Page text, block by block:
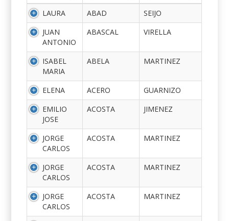
LAURA
ABAD
SEIJO
JUAN
ANTONIO
ABASCAL VIRELLA
ISABEL
MARIA
ABELA MARTINEZ
ELENA ACERO
GUARNIZO
EMILIO
JOSE
ACOSTA JIMENEZ
JORGE
CARLOS
ACOSTA MARTINEZ
JORGE
CARLOS
ACOSTA MARTINEZ
JORGE
CARLOS
ACOSTA MARTINEZ